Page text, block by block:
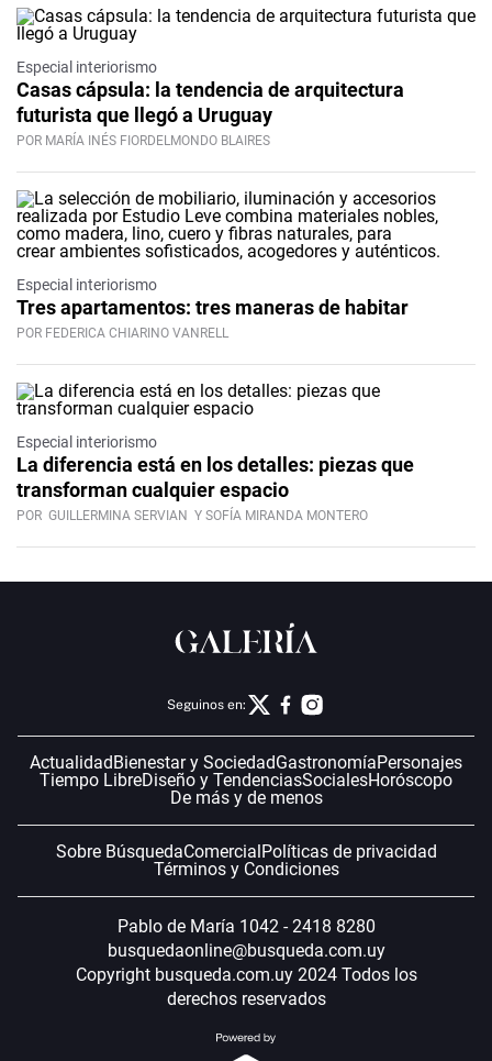
Especial interiorismo
Casas cápsula: la tendencia de arquitectura
futurista que llegó a Uruguay
POR MARÍA INÉS FIORDELMONDO BLAIRES
Especial interiorismo
Tres apartamentos: tres maneras de habitar
POR FEDERICA CHIARINO VANRELL
Especial interiorismo
La diferencia está en los detalles: piezas que
transforman cualquier espacio
POR GUILLERMINA SERVIAN Y SOFÍA MIRANDA MONTERO
Seguinos en:
Actualidad Bienestar y SociedadGastronomíaPersonajes
Tiempo LibreDiseño y TendenciasSocialesHoróscopo
De más y de menos
Sobre BúsquedaComercial Políticas de privacidad
Términos y Condiciones
Pablo de María 1042 - 2418 8280
busquedaonline@busqueda.com.uy
Copyright busqueda.com.uy 2024 Todos los
derechos reservados